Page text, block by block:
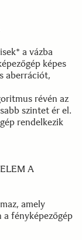
a vázba
képes
aberrációt,
révén az
szintet ér el.
rendelkezik
A
amely
a fényképezőgép